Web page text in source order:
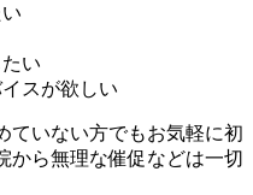
い
スが欲しい
ていない方でもお気軽に初
から無理な催促などは一切